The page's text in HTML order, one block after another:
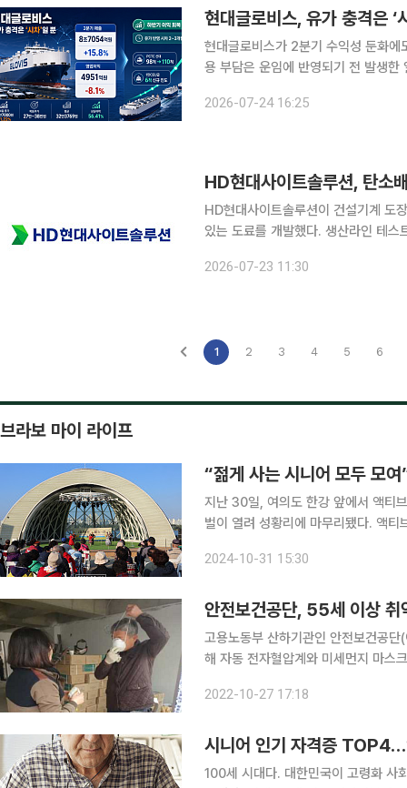
현대글로비스, 유가 충격은
현대글로비스가 2분기 수익성 둔화
용 부담은 운임에 반영되기 전 발생
2026-07-24 16:25
HD현대사이트솔루션이 건설기계 도
있는 도료를 개발했다. 생산라인 테
등 건설기계 도장 공정에서 발생하는
2026-07-23 11:30
1 2 3 4 5 6
브라보 마이 라이프
“젊게 사는 시니어 모두 모
지난 30일, 여의도 한강 앞에서 액티
벌이 열려 성황리에 마무리됐다. 액
심을 증명했다. 행사는 윤상현
2024-10-31 15:30
안전보건공단, 55세 이상 취
고용노동부 산하기관인 안전보건공
해 자동 전자혈압계와 미세먼지 마스크 등을 보급한다. 이번 지원의
션, SNS 등 디지털 플랫폼을 매개로
2022-10-27 17:18
시니어 인기 자격증
100세 시대다. 대한민국이 고령화 사